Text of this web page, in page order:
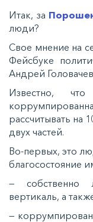
Итак, за
люди?
Свое мнение на
Фейсбуке
Андрей
Известно,
рассчитывать на
двух частей.
Во-первых, это
благосостояние
— собственно
вертикаль, а
—